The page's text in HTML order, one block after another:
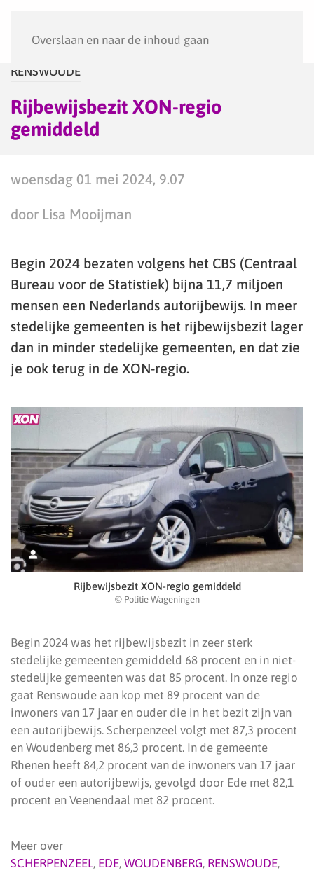
Overslaan en naar de inhoud gaan
RENSWOUDE
Rijbewijsbezit XON-regio
gemiddeld
woensdag 01 mei 2024, 9.07
door Lisa Mooijman
Begin 2024 bezaten volgens het CBS (Centraal
Bureau voor de Statistiek) bijna 11,7 miljoen
mensen een Nederlands autorijbewijs. In meer
stedelijke gemeenten is het rijbewijsbezit lager
dan in minder stedelijke gemeenten, en dat zie
je ook terug in de XON-regio.
Rijbewijsbezit XON-regio gemiddeld
© Politie Wageningen
Begin 2024 was het rijbewijsbezit in zeer sterk
stedelijke gemeenten gemiddeld 68 procent en in niet-
stedelijke gemeenten was dat 85 procent. In onze regio
gaat Renswoude aan kop met 89 procent van de
inwoners van 17 jaar en ouder die in het bezit zijn van
een autorijbewijs. Scherpenzeel volgt met 87,3 procent
en Woudenberg met 86,3 procent. In de gemeente
Rhenen heeft 84,2 procent van de inwoners van 17 jaar
of ouder een autorijbewijs, gevolgd door Ede met 82,1
procent en Veenendaal met 82 procent.
Meer over
SCHERPENZEEL, EDE, WOUDENBERG, RENSWOUDE,